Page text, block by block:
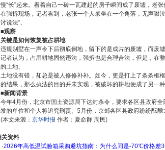
“长”起来。看着自己一砖一瓦建起的房子瞬间成了废墟，老张
在强拆现场，记者看到，老张一个人呆坐在一个角落，无声啜
说法”。
■观察
关键是如何恢复被占耕地
违规别墅在一声令下后彻底倒地，留下的是成片的废墟，而废
记者认为，占用耕地固然违法，强拆也是合理合法，但是，在
土地。
土地没有错，却总是被人修修补补。如今，更是打上了条条框
结果，那么执法的目的并未实现，被破坏的耕地便成了另一种
■新闻背景
今年4月份，北京市国土资源局下达封杀令，要求各区县政府
的单位和个人将追究刑责。5月份，京郊各区县政府纷纷酝酿
(本文来源： 京华时报 作者：夏命群 周民)
关资料
·2026年高低温试验箱采购避坑指南：为什么同是-70℃价格差3